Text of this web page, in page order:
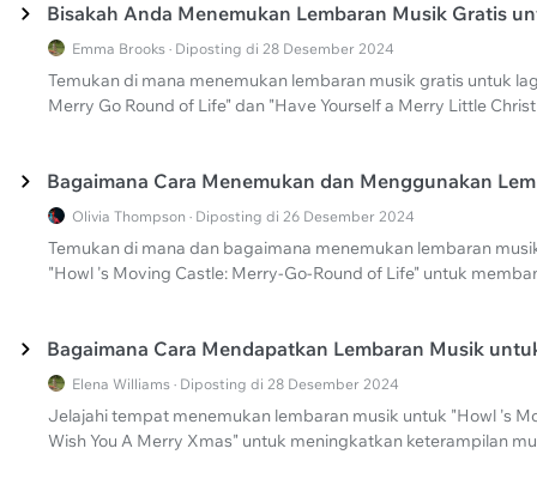
Bisakah Anda Menemukan Lembaran Musik Gratis
Emma Brooks · Diposting di 28 Desember 2024
Temukan di mana menemukan lembaran musik gratis untuk
Merry Go Round of Life" dan "Have Yourself a Merry Little
Bagaimana Cara Menemukan dan Menggunakan
Olivia Thompson · Diposting di 26 Desember 2024
Temukan di mana dan bagaimana menemukan lembaran
"Howl 's Moving Castle: Merry-Go-Round of Life" untuk
Bagaimana Cara Mendapatkan Lembaran Musik
Elena Williams · Diposting di 28 Desember 2024
Jelajahi tempat menemukan lembaran musik untuk "Howl 's
Wish You A Merry Xmas" untuk meningkatkan keterampilan